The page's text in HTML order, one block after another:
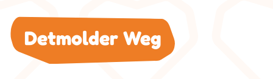
Detmolder Weg